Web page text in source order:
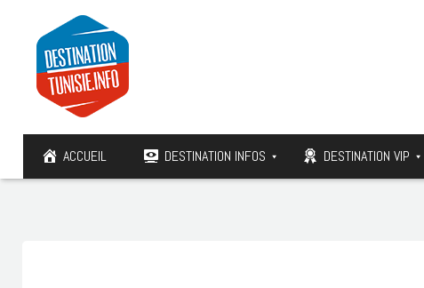
ACCUEIL DESTINATION INFOS DESTINATION VIP